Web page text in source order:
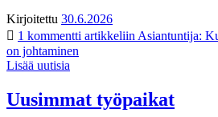
Kirjoitettu 30.6.2026
1 kommentti artikkeliin Asiantuntija:
on johtaminen
Lisää uutisia
Uusimmat työpaikat